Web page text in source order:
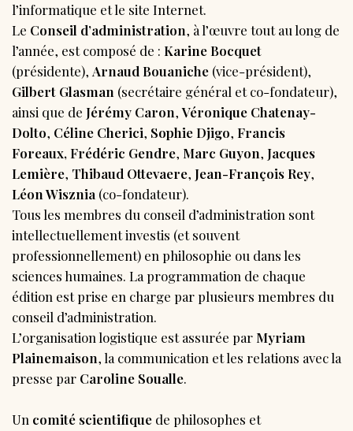
l’informatique et le site Internet.
Le Conseil d’administration, à l’œuvre tout au long de
l’année, est composé de : Karine Bocquet
(présidente), Arnaud Bouaniche (vice-président),
Gilbert Glasman (secrétaire général et co-fondateur),
ainsi que de Jérémy Caron,Véronique Chatenay-
Dolto, Céline Cherici, Sophie Djigo, Francis
Foreaux, Frédéric Gendre, Marc Guyon, Jacques
Lemière, Thibaud Ottevaere, Jean-François Rey,
Léon Wisznia (co-fondateur).
Tous les membres du conseil d’administration sont
intellectuellement investis (et souvent
professionnellement) en philosophie ou dans les
sciences humaines. La programmation de chaque
édition est prise en charge par plusieurs membres du
conseil d’administration.
L’organisation logistique est assurée par Myriam
Plainemaison, la communication et les relations avec la
presse par Caroline Soualle.
Un comité scientifique de philosophes et